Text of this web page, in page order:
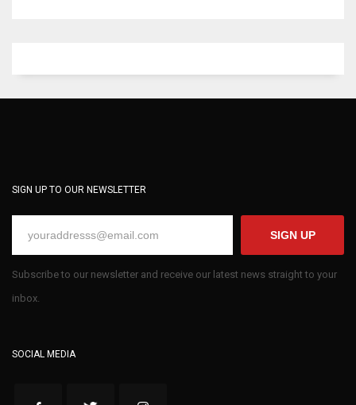
SIGN UP TO OUR NEWSLETTER
SIGN UP
Subscribe to our newsletter and receive our latest news straight to your
inbox.
SOCIAL MEDIA